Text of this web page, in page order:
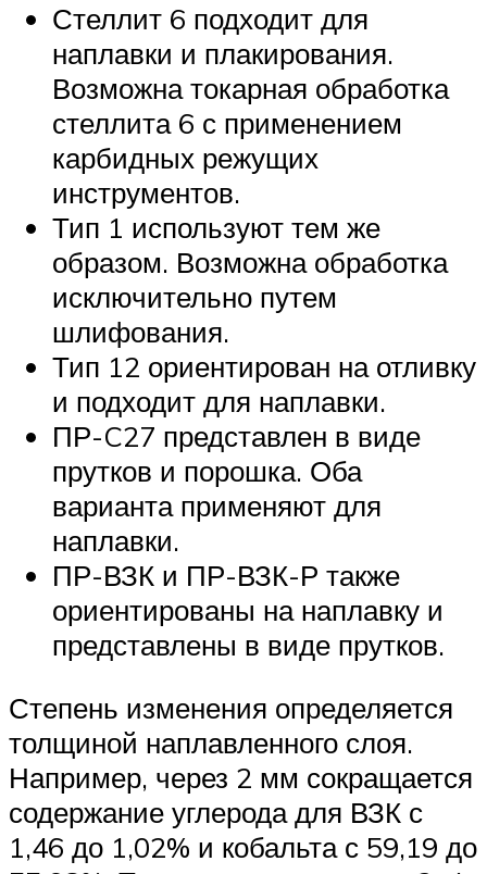
Стеллит 6 подходит для
наплавки и плакирования.
Возможна токарная обработка
стеллита 6 с применением
карбидных режущих
инструментов.
Тип 1 используют тем же
образом. Возможна обработка
исключительно путем
шлифования.
Тип 12 ориентирован на отливку
и подходит для наплавки.
ПР-C27 представлен в виде
прутков и порошка. Оба
варианта применяют для
наплавки.
ПР-ВЗК и ПР-ВЗК-Р также
ориентированы на наплавку и
представлены в виде прутков.
Степень изменения определяется
толщиной наплавленного слоя.
Например, через 2 мм сокращается
содержание углерода для ВЗК с
1,46 до 1,02% и кобальта с 59,19 до